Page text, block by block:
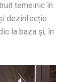
temeinic în
dezinfecție.
la baza și, în